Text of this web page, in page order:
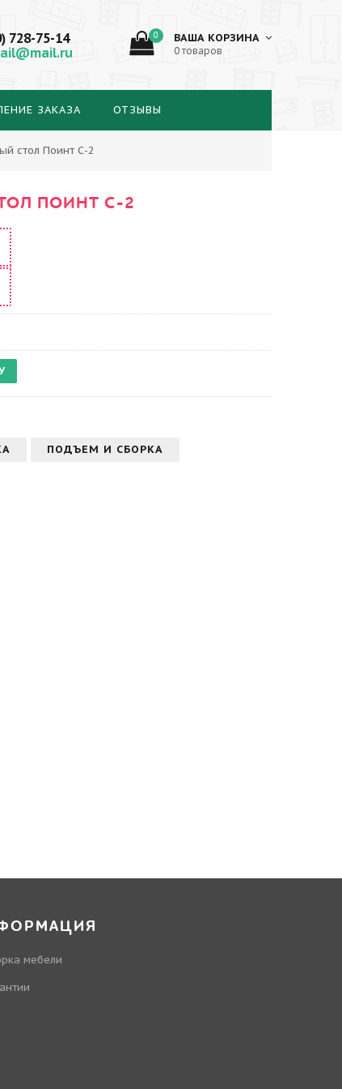
728-75-14
0 ВАША КОРЗИНА
0 товаров
ЗАКАЗА ОТЗЫВЫ
стол Поинт С-2
ПОИНТ С-2
ПОДЪЕМ И СБОРКА
мебели